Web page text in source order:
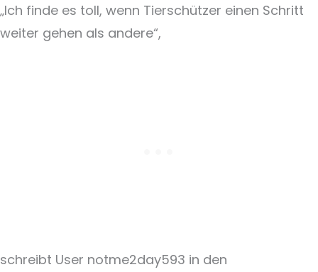
„Ich finde es toll, wenn Tierschützer einen Schritt
weiter gehen als andere“,
schreibt User notme2day593 in den